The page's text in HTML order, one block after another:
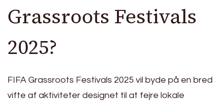
Grassroots Festivals
2025?
FIFA Grassroots Festivals 2025 vil byde på en bred
vifte af aktiviteter designet til at fejre lokale